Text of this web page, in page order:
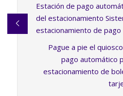
Estación de pago
del estacionamiento
estacionamiento de pago
Pague a pie el
pago automático
estacionamiento de